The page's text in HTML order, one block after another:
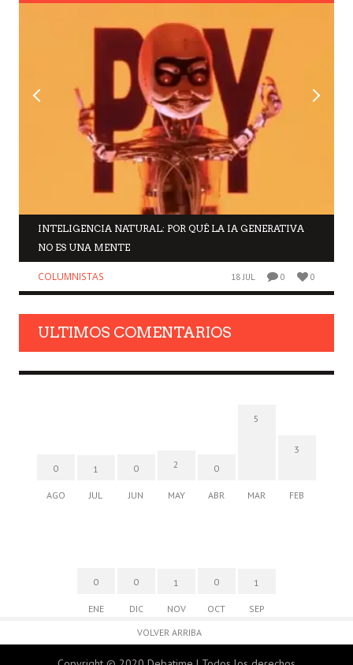
INTELIGENCIA NATURAL: POR QUÉ LA IA GENERATIVA
NO ES UNA MENTE
COLUMNISTAS 18 JUL 0 0
ULTIMOS COMENTARIOS
0
AGO
1
JUL
0
JUN
2
MAY
0
ABR
5
MAR
3
FEB
0
ENE
0
DIC
1
NOV
0
OCT
1
SEP
VOLVER ARRIBA